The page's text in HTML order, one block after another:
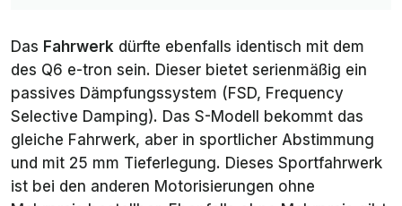
Das Fahrwerk dürfte ebenfalls identisch mit dem
des Q6 e-tron sein. Dieser bietet serienmäßig ein
passives Dämpfungssystem (FSD, Frequency
Selective Damping). Das S-Modell bekommt das
gleiche Fahrwerk, aber in sportlicher Abstimmung
und mit 25 mm Tieferlegung. Dieses Sportfahrwerk
ist bei den anderen Motorisierungen ohne